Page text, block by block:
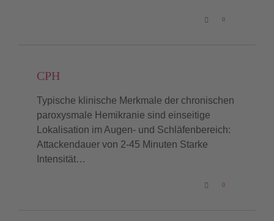

LOVE
IT
0
CPH
Typische klinische Merkmale der chronischen
paroxysmale Hemikranie sind einseitige
Lokalisation im Augen- und Schläfenbereich:
Attackendauer von 2-45 Minuten Starke
Intensität…

LOVE
IT
0